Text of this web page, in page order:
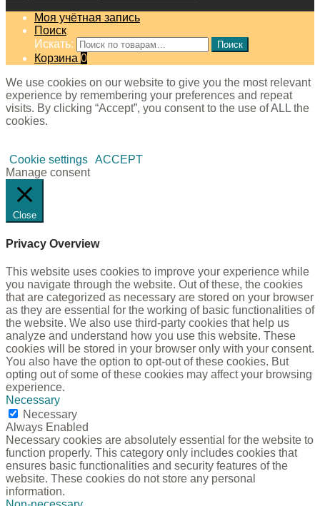
Моя учётная запись
Поиск
Искать:
Поиск
Корзина 0
We use cookies on our website to give you the most relevant
experience by remembering your preferences and repeat
visits. By clicking “Accept”, you consent to the use of ALL the
cookies.
Cookie settings ACCEPT
Manage consent
Close
Privacy Overview
This website uses cookies to improve your experience while
you navigate through the website. Out of these, the cookies
that are categorized as necessary are stored on your browser
as they are essential for the working of basic functionalities of
the website. We also use third-party cookies that help us
analyze and understand how you use this website. These
cookies will be stored in your browser only with your consent.
You also have the option to opt-out of these cookies. But
opting out of some of these cookies may affect your browsing
experience.
Necessary
Necessary
Always Enabled
Necessary cookies are absolutely essential for the website to
function properly. This category only includes cookies that
ensures basic functionalities and security features of the
website. These cookies do not store any personal
information.